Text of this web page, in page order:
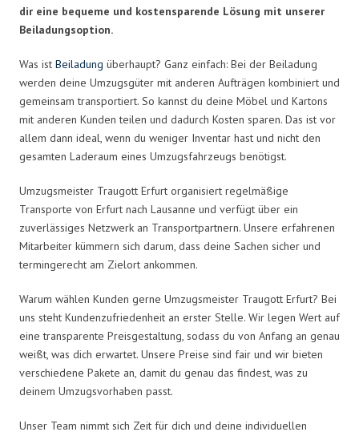
dir eine bequeme und kostensparende Lösung mit unserer
Beiladungsoption.
Was ist Beiladung überhaupt? Ganz einfach: Bei der Beiladung
werden deine Umzugsgüter mit anderen Aufträgen kombiniert und
gemeinsam transportiert. So kannst du deine Möbel und Kartons
mit anderen Kunden teilen und dadurch Kosten sparen. Das ist vor
allem dann ideal, wenn du weniger Inventar hast und nicht den
gesamten Laderaum eines Umzugsfahrzeugs benötigst.
Umzugsmeister Traugott Erfurt organisiert regelmäßige
Transporte von Erfurt nach Lausanne und verfügt über ein
zuverlässiges Netzwerk an Transportpartnern. Unsere erfahrenen
Mitarbeiter kümmern sich darum, dass deine Sachen sicher und
termingerecht am Zielort ankommen.
Warum wählen Kunden gerne Umzugsmeister Traugott Erfurt? Bei
uns steht Kundenzufriedenheit an erster Stelle. Wir legen Wert auf
eine transparente Preisgestaltung, sodass du von Anfang an genau
weißt, was dich erwartet. Unsere Preise sind fair und wir bieten
verschiedene Pakete an, damit du genau das findest, was zu
deinem Umzugsvorhaben passt.
Unser Team nimmt sich Zeit für dich und deine individuellen